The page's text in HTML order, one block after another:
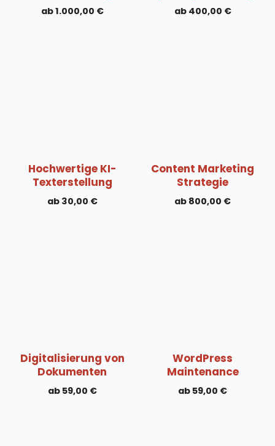
1.000,00 € 400,00 €
Hochwertige KI-
Texterstellung
30,00 €
Content Marketing
Strategie
800,00 €
Digitalisierung von
Dokumenten
59,00 €
WordPress
Maintenance
59,00 €